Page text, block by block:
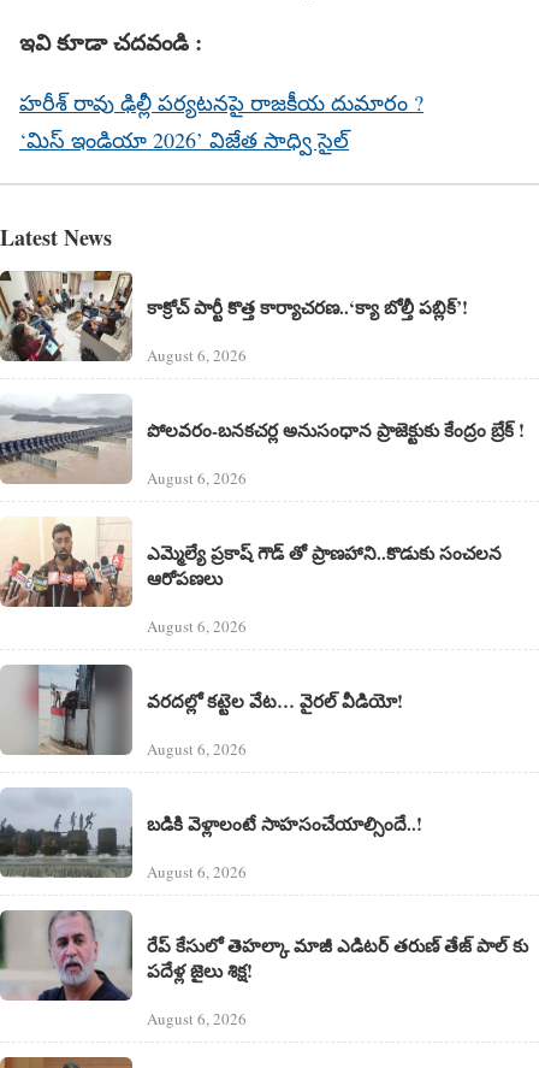
ఇవి కూడా చదవండి :
హరీశ్ రావు ఢిల్లీ పర్యటనపై రాజకీయ దుమారం ?
‘మిస్ ఇండియా 2026’ విజేత సాధ్వి సైల్
Latest News
కాక్రోచ్ పార్టీ కొత్త కార్యాచరణ..‘క్యా బోల్తీ పబ్లిక్’!
August 6, 2026
పోలవరం-బనకచర్ల అనుసంధాన ప్రాజెక్టుకు కేంద్రం బ్రేక్ !
August 6, 2026
ఎమ్మెల్యే ప్రకాష్ గౌడ్ తో ప్రాణహాని..కొడుకు సంచలన
ఆరోపణలు
August 6, 2026
వరదల్లో కట్టెల వేట… వైరల్ వీడియో!
August 6, 2026
బడికి వెళ్లాలంటే సాహసంచేయాల్సిందే..!
August 6, 2026
రేప్ కేసులో తెహల్కా మాజీ ఎడిటర్ తరుణ్ తేజ్ పాల్ కు
పదేళ్ల జైలు శిక్ష!
August 6, 2026